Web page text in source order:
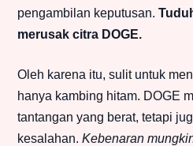
pengambilan keputusan.
merusak citra DOGE.
Oleh karena itu, sulit untuk
hanya kambing hitam. DOGE
tantangan yang berat, tetapi
kesalahan. Kebenaran